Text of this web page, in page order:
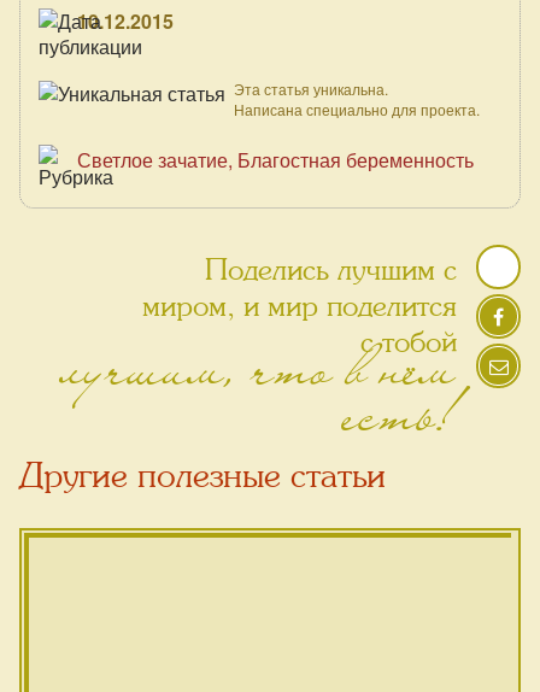
10.12.2015
Эта статья уникальна.
Написана специально для проекта.
Светлое зачатие Благостная беременность
Поделись лучшим с
миром, и мир поделится
с тобой
лучшим, что в нём
есть!
Другие полезные статьи